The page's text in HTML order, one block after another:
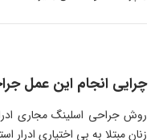
چرایی انجام این عمل
روش جراحی اسلینگ مجاری
زنان مبتلا به بی اختیاری ادرار